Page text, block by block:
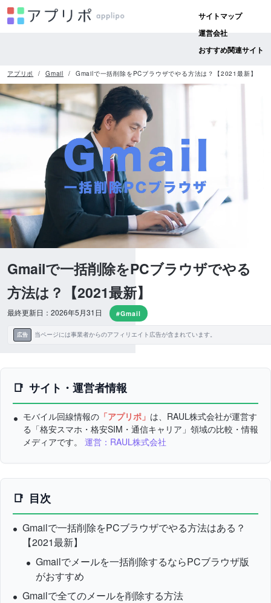
サイトマップ
運営会社
おすすめ関連サイト
アプリポ Gmail Gmailで一括削除をPCブラウザでやる方法は？【2021最新】
Gmailで一括削除をPCブラウザでやる
方法は？【2021最新】
最終更新日：2026年5月31日 #Gmail
広告 当ページには事業者からのアフィリエイト広告が含まれています。
サイト・運営者情報
モバイル回線情報の 「アプリポ」 は、RAUL株式会社が運営す
る「格安スマホ・格安SIM・通信キャリア」領域の比較・情報
メディアです。 運営：RAUL株式会社
目次
Gmailで一括削除をPCブラウザでやる方法はある？
【2021最新】
Gmailでメールを一括削除するならPCブラウザ版
がおすすめ
Gmailで全てのメールを削除する方法